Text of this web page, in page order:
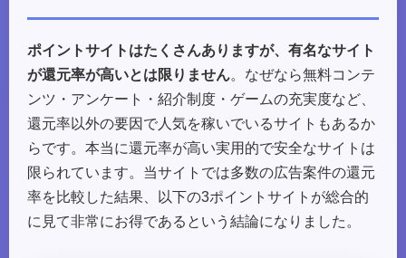
ポイントサイトはたくさんありますが、有名なサイト
が還元率が高いとは限りません。なぜなら無料コンテ
ンツ・アンケート・紹介制度・ゲームの充実度など、
還元率以外の要因で人気を稼いでいるサイトもあるか
らです。本当に還元率が高い実用的で安全なサイトは
限られています。当サイトでは多数の広告案件の還元
率を比較した結果、以下の3ポイントサイトが総合的
に見て非常にお得であるという結論になりました。